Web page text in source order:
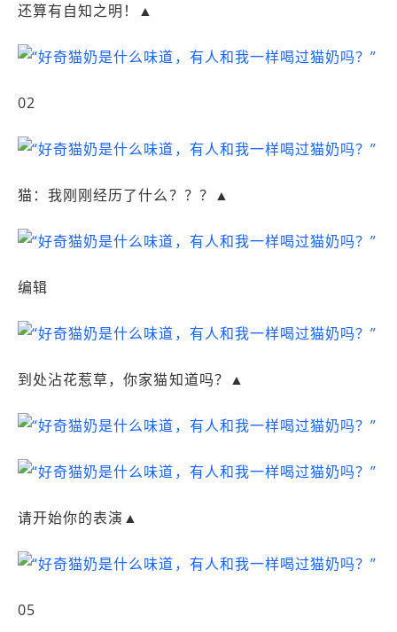
还算有自知之明！▲
02
猫：我刚刚经历了什么？？？▲
编辑
到处沾花惹草，你家猫知道吗？▲
请开始你的表演▲
05